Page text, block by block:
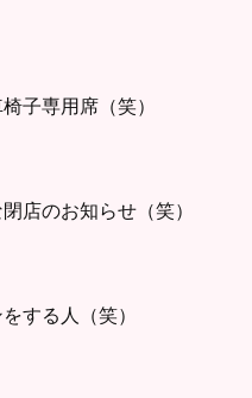
子専用席（笑）
店のお知らせ（笑）
する人（笑）